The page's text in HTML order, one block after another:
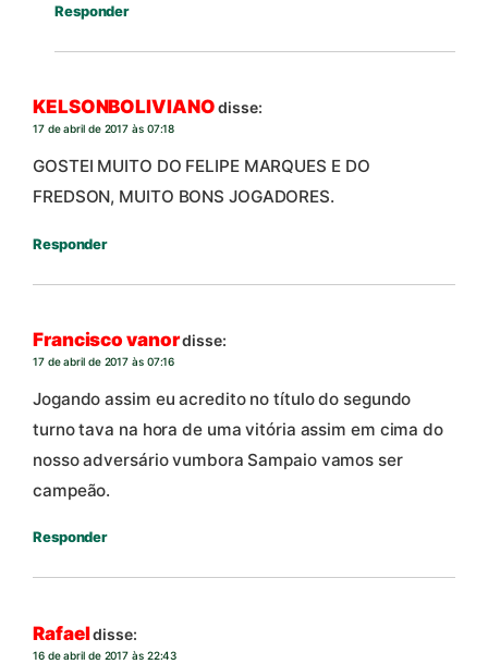
Responder
KELSONBOLIVIANO disse:
17 de abril de 2017 às 07:18
GOSTEI MUITO DO FELIPE MARQUES E DO
FREDSON, MUITO BONS JOGADORES.
Responder
Francisco vanordisse:
17 de abril de 2017 às 07:16
Jogando assim eu acredito no título do segundo
turno tava na hora de uma vitória assim em cima do
nosso adversário vumbora Sampaio vamos ser
campeão.
Responder
Rafaeldisse:
16 de abril de 2017 às 22:43